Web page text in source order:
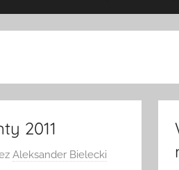
2011
Aleksander Bielecki